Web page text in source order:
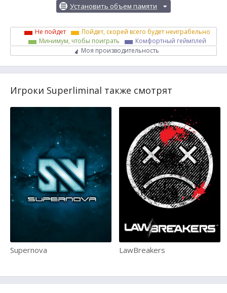
Установить объем памяти
Не пойдет
Пойдет, скорей всего будет неиграбельно
Минимум, чтобы поиграть
Комфортный геймплей
Моя производительность
Игроки Superliminal также смотрят
Supernova LawBreakers